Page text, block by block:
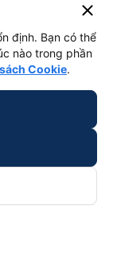
close
định. Bạn có thể
nào trong phần
Cookie.